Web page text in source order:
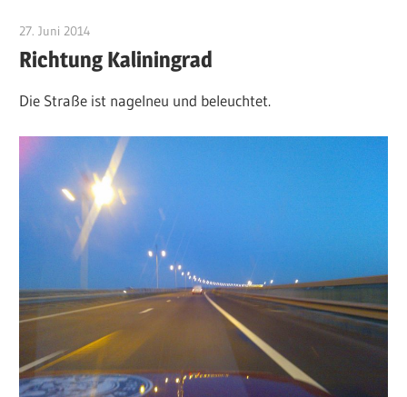
27. Juni 2014
Richtung Kaliningrad
Die Straße ist nagelneu und beleuchtet.